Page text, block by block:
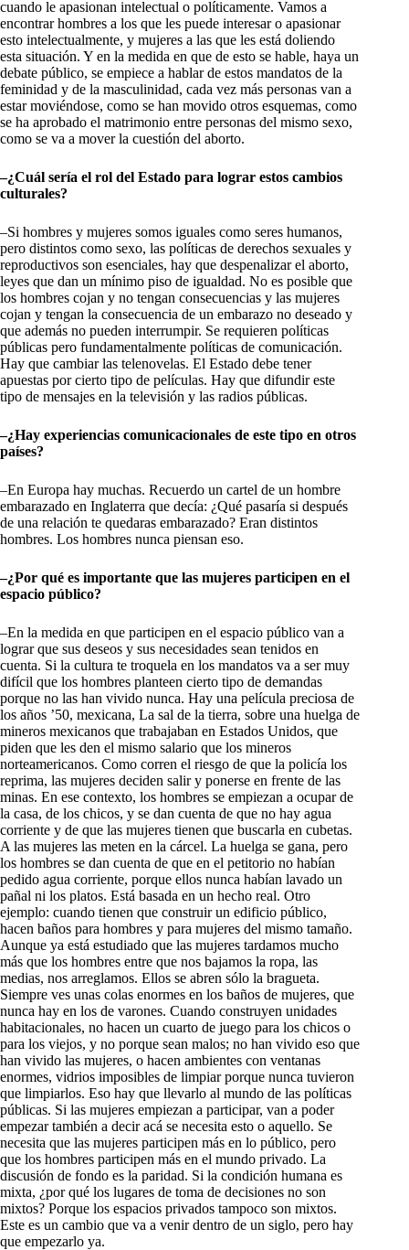
cuando le apasionan intelectual o políticamente. Vamos a
encontrar hombres a los que les puede interesar o apasionar
esto intelectualmente, y mujeres a las que les está doliendo
esta situación. Y en la medida en que de esto se hable, haya un
debate público, se empiece a hablar de estos mandatos de la
feminidad y de la masculinidad, cada vez más personas van a
estar moviéndose, como se han movido otros esquemas, como
se ha aprobado el matrimonio entre personas del mismo sexo,
como se va a mover la cuestión del aborto.
–¿Cuál sería el rol del Estado para lograr estos cambios
culturales?
–Si hombres y mujeres somos iguales como seres humanos,
pero distintos como sexo, las políticas de derechos sexuales y
reproductivos son esenciales, hay que despenalizar el aborto,
leyes que dan un mínimo piso de igualdad. No es posible que
los hombres cojan y no tengan consecuencias y las mujeres
cojan y tengan la consecuencia de un embarazo no deseado y
que además no pueden interrumpir. Se requieren políticas
públicas pero fundamentalmente políticas de comunicación.
Hay que cambiar las telenovelas. El Estado debe tener
apuestas por cierto tipo de películas. Hay que difundir este
tipo de mensajes en la televisión y las radios públicas.
–¿Hay experiencias comunicacionales de este tipo en otros
países?
–En Europa hay muchas. Recuerdo un cartel de un hombre
embarazado en Inglaterra que decía: ¿Qué pasaría si después
de una relación te quedaras embarazado? Eran distintos
hombres. Los hombres nunca piensan eso.
–¿Por qué es importante que las mujeres participen en el
espacio público?
–En la medida en que participen en el espacio público van a
lograr que sus deseos y sus necesidades sean tenidos en
cuenta. Si la cultura te troquela en los mandatos va a ser muy
difícil que los hombres planteen cierto tipo de demandas
porque no las han vivido nunca. Hay una película preciosa de
los años ’50, mexicana, La sal de la tierra, sobre una huelga de
mineros mexicanos que trabajaban en Estados Unidos, que
piden que les den el mismo salario que los mineros
norteamericanos. Como corren el riesgo de que la policía los
reprima, las mujeres deciden salir y ponerse en frente de las
minas. En ese contexto, los hombres se empiezan a ocupar de
la casa, de los chicos, y se dan cuenta de que no hay agua
corriente y de que las mujeres tienen que buscarla en cubetas.
A las mujeres las meten en la cárcel. La huelga se gana, pero
los hombres se dan cuenta de que en el petitorio no habían
pedido agua corriente, porque ellos nunca habían lavado un
pañal ni los platos. Está basada en un hecho real. Otro
ejemplo: cuando tienen que construir un edificio público,
hacen baños para hombres y para mujeres del mismo tamaño.
Aunque ya está estudiado que las mujeres tardamos mucho
más que los hombres entre que nos bajamos la ropa, las
medias, nos arreglamos. Ellos se abren sólo la bragueta.
Siempre ves unas colas enormes en los baños de mujeres, que
nunca hay en los de varones. Cuando construyen unidades
habitacionales, no hacen un cuarto de juego para los chicos o
para los viejos, y no porque sean malos; no han vivido eso que
han vivido las mujeres, o hacen ambientes con ventanas
enormes, vidrios imposibles de limpiar porque nunca tuvieron
que limpiarlos. Eso hay que llevarlo al mundo de las políticas
públicas. Si las mujeres empiezan a participar, van a poder
empezar también a decir acá se necesita esto o aquello. Se
necesita que las mujeres participen más en lo público, pero
que los hombres participen más en el mundo privado. La
discusión de fondo es la paridad. Si la condición humana es
mixta, ¿por qué los lugares de toma de decisiones no son
mixtos? Porque los espacios privados tampoco son mixtos.
Este es un cambio que va a venir dentro de un siglo, pero hay
que empezarlo ya.